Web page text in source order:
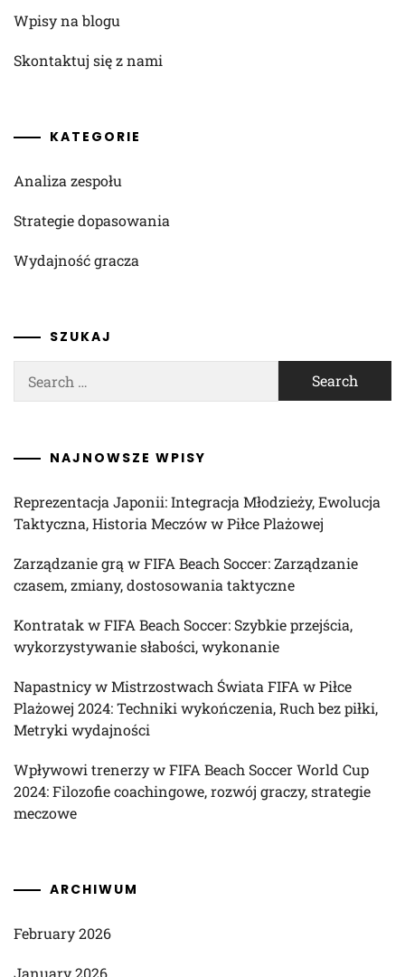
Wpisy na blogu
Skontaktuj się z nami
KATEGORIE
Analiza zespołu
Strategie dopasowania
Wydajność gracza
SZUKAJ
for:
NAJNOWSZE WPISY
Reprezentacja Japonii: Integracja Młodzieży, Ewolucja
Taktyczna, Historia Meczów w Piłce Plażowej
Zarządzanie grą w FIFA Beach Soccer: Zarządzanie
czasem, zmiany, dostosowania taktyczne
Kontratak w FIFA Beach Soccer: Szybkie przejścia,
wykorzystywanie słabości, wykonanie
Napastnicy w Mistrzostwach Świata FIFA w Piłce
Plażowej 2024: Techniki wykończenia, Ruch bez piłki,
Metryki wydajności
Wpływowi trenerzy w FIFA Beach Soccer World Cup
2024: Filozofie coachingowe, rozwój graczy, strategie
meczowe
ARCHIWUM
February 2026
January 2026